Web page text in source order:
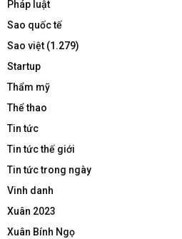
Pháp luật
Sao quốc tế
Sao việt (1.279)
Startup
Thẩm mỹ
Thể thao
Tin tức
Tin tức thế giới
Tin tức trong ngày
Vinh danh
Xuân 2023
Xuân Bính Ngọ